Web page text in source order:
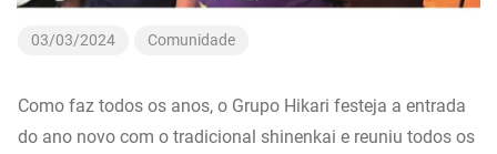
03/03/2024 Comunidade
Como faz todos os anos, o Grupo Hikari festeja a entrada
do ano novo com o tradicional shinenkai e reuniu todos os